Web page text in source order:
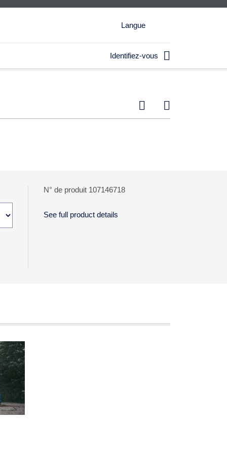
Langue
Identifiez-vous 
 
N° de produit 107146718
See full product details